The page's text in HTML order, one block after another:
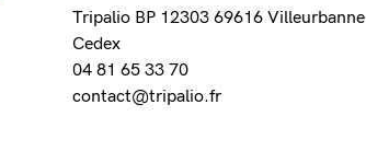
Tripalio BP 12303 69616 Villeurbanne
Cedex
04 81 65 33 70
contact@tripalio.fr